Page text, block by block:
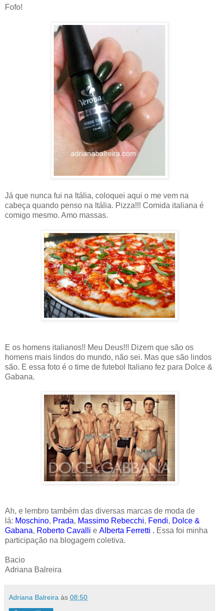
Fofo!
Já que nunca fui na Itália, coloquei aqui o me vem na
cabeça quando penso na Itália. Pizza!!! Comida italiana é
comigo mesmo. Amo massas.
E os homens italianos!! Meu Deus!!! Dizem que são os
homens mais lindos do mundo, não sei. Mas que são lindos
são. E essa foto é o time de futebol Italiano fez para Dolce &
Gabana.
Ah, e lembro também das diversas marcas de moda de
lá: Moschino, Prada, Massimo Rebecchi, Fendi, Dolce &
Gabana, Roberto Cavalli e Alberta Ferretti . Essa foi minha
participação na blogagem coletiva.
Bacio
Adriana Balreira
Adriana Balreira às 08:50